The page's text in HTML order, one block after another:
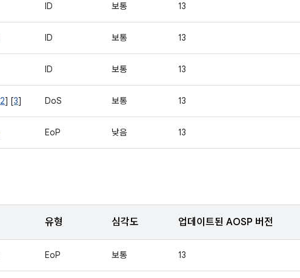
ID 보통 13
ID 보통 13
ID 보통 13
2] [3] DoS 보통 13
EoP 낮음 13
유형 심각도 업데이트된 AOSP 버전
EoP 보통 13